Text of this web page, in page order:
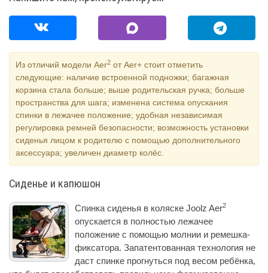
Из отличий модели Aer2 от Aer+ стоит отметить
следующие: наличие встроенной подножки; багажная
корзина стала больше; выше родительская ручка; больше
пространства для шага; изменена система опускания
спинки в лежачее положение; удобная независимая
регулировка ремней безопасности; возможность установки
сиденья лицом к родителю с помощью дополнительного
аксессуара; увеличен диаметр колёс.
Сиденье и капюшон
Спинка сиденья в коляске Joolz Aer2
опускается в полностью лежачее
положение с помощью молнии и ремешка-
фиксатора. Запатентованная технология не
даст спинке прогнуться под весом ребёнка,